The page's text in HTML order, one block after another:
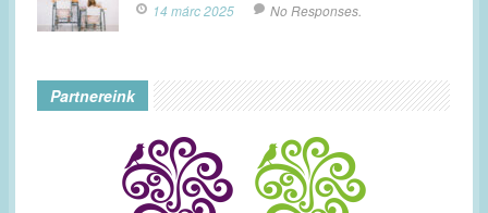
14 márc 2025 No Responses.
Partnereink